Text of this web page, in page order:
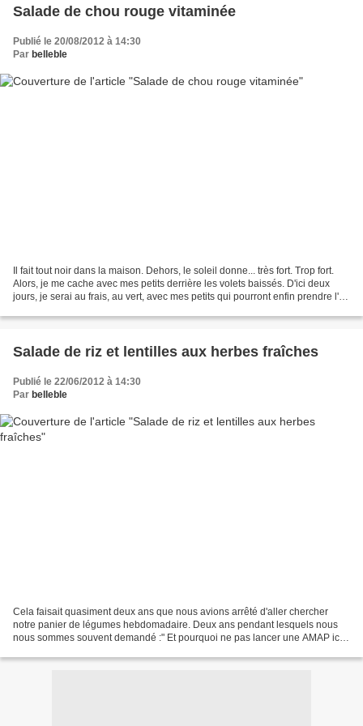
Salade de chou rouge vitaminée
Publié le 20/08/2012 à 14:30
Par belleble
Il fait tout noir dans la maison. Dehors, le soleil donne... très fort. Trop fort.
Alors, je me cache avec mes petits derrière les volets baissés. D'ici deux
jours, je serai au frais, au vert, avec mes petits qui pourront enfin prendre l'air
Salade de riz et lentilles aux herbes fraîches
Publié le 22/06/2012 à 14:30
Par belleble
Cela faisait quasiment deux ans que nous avions arrêté d'aller chercher
notre panier de légumes hebdomadaire. Deux ans pendant lesquels nous
nous sommes souvent demandé :" Et pourquoi ne pas lancer une AMAP ici